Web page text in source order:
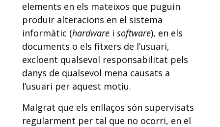
elements en els mateixos que puguin
produir alteracions en el sistema
informàtic (hardware i software), en els
documents o els fitxers de l’usuari,
excloent qualsevol responsabilitat pels
danys de qualsevol mena causats a
l’usuari per aquest motiu.
Malgrat que els enllaços són supervisats
regularment per tal que no ocorri, en el